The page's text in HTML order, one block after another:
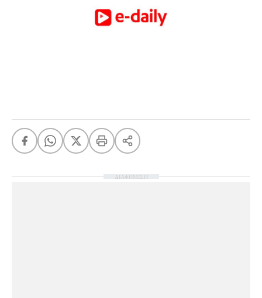
ΔΙΑΦΗΜΙΣΗ